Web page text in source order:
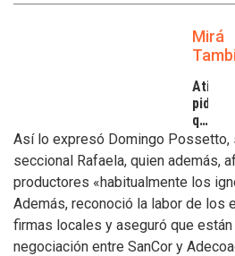
Mirá
Atilra
pide
que
se
los
de
los
Así lo expresó Domingo Possetto,
seccional Rafaela, quien además,
productores «habitualmente los
Además, reconoció la labor de los
firmas locales y aseguró que
negociación entre SanCor y